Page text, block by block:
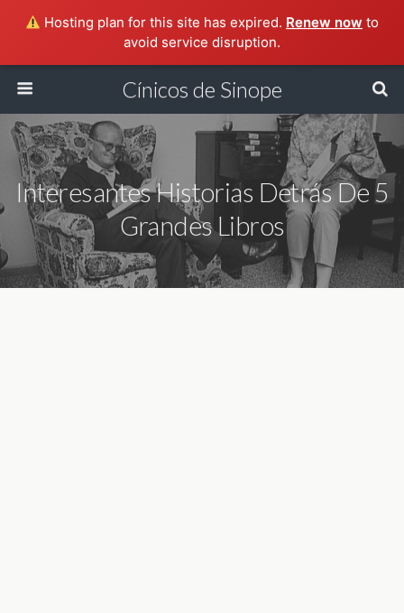
Hosting plan for this site has expired. Renew now to
avoid service disruption.
Cínicos de Sinope
Interesantes Historias Detrás De 5
Grandes Libros